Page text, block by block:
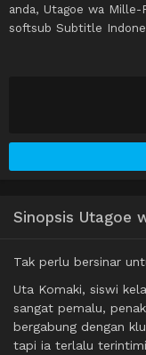
anda, Utagoe wa
softsub Subtitle
Sinopsis Utagoe
Tak perlu bersinar
Uta Komaki, siswi
sangat pemalu,
bergabung dengan
tapi ia terlalu